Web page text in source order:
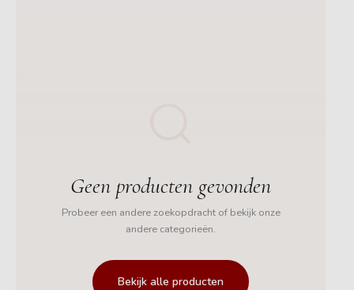
Geen producten gevonden
Probeer een andere zoekopdracht of bekijk onze
andere categorieën.
Bekijk alle producten